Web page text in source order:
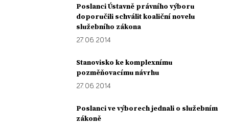
Poslanci Ústavně právního výboru
doporučili schválit koaliční novelu
služebního zákona
27. 06. 2014
Stanovisko ke komplexnímu
pozměňovacímu návrhu
27. 06. 2014
Poslanci ve výborech jednali o služebním
zákoně